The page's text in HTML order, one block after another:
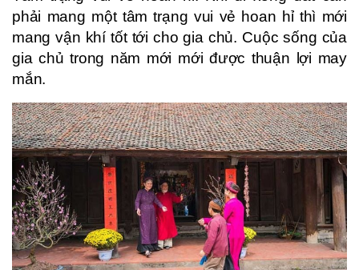
phải mang một tâm trạng vui vẻ hoan hỉ thì mới
mang vận khí tốt tới cho gia chủ. Cuộc sống của
gia chủ trong năm mới mới được thuận lợi may
mắn.